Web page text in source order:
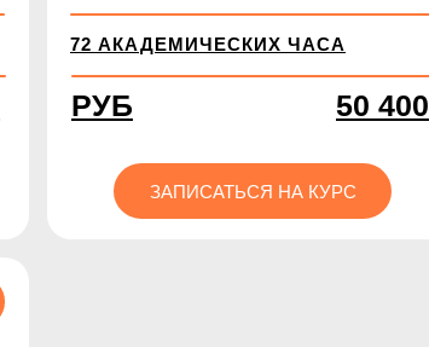
ЗАПИСАТЬСЯ НА КУРС
РУБ 50 400
72 АКАДЕМИЧЕСКИХ ЧАСА